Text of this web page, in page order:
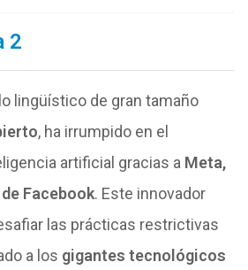
2
lingüístico de gran tamaño
, ha irrumpido en el
artificial gracias a Meta,
Facebook. Este innovador
las prácticas restrictivas
a los gigantes tecnológicos